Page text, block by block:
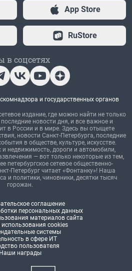
App Store
RuStore
в соцсетях
и государственных органов
издание, где можно найти не только
новости дня, и все важное и
в России и в мире. Здесь вы отыщете
новости Санкт-Петербурга, последние
в обществе, культуре, искусстве.
и недвижимость, дороги и автомобили,
— вот только некоторые из тем,
петербургское сетевое общественно-
Петербург читает «Фонтанку»! Наша
и политики, чиновники, десятки тысяч
горожан.
соглашение
персональных данных
материалов сайта
использования cookies
системы
в сфере ИТ
пользователя
Наши награды